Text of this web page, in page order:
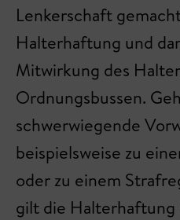
Lenkerschaft
Halterhaftung und
Mitwirkung des
Ordnungsbussen.
schwerwiegende
beispielsweise zu
oder zu einem
gilt die Halterhaftung